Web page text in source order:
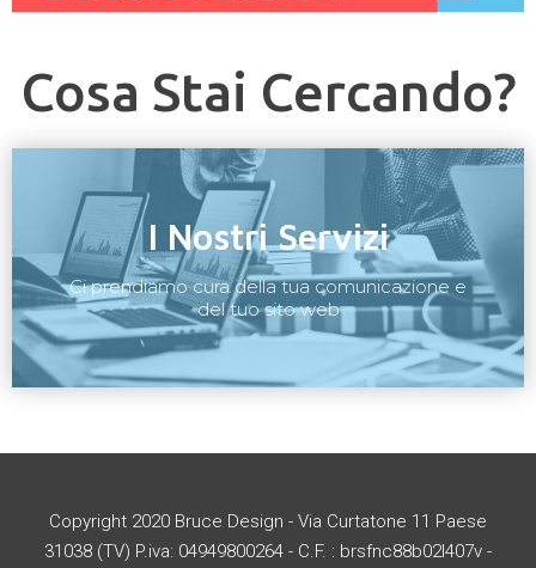
Cosa Stai Cercando?
I Nostri Servizi
Ci prendiamo cura della tua comunicazione e
del tuo sito web
Copyright 2020 Bruce Design - Via Curtatone 11 Paese
31038 (TV) P.iva: 04949800264 - C.F. : brsfnc88b02l407v -